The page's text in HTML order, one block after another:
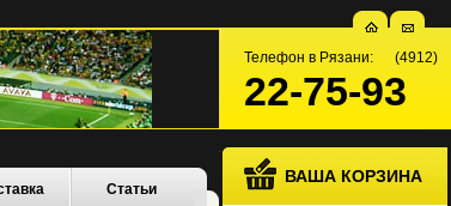
Телефон в Рязани: (4912)
22-75-93
ВАША КОРЗИНА
Статьи